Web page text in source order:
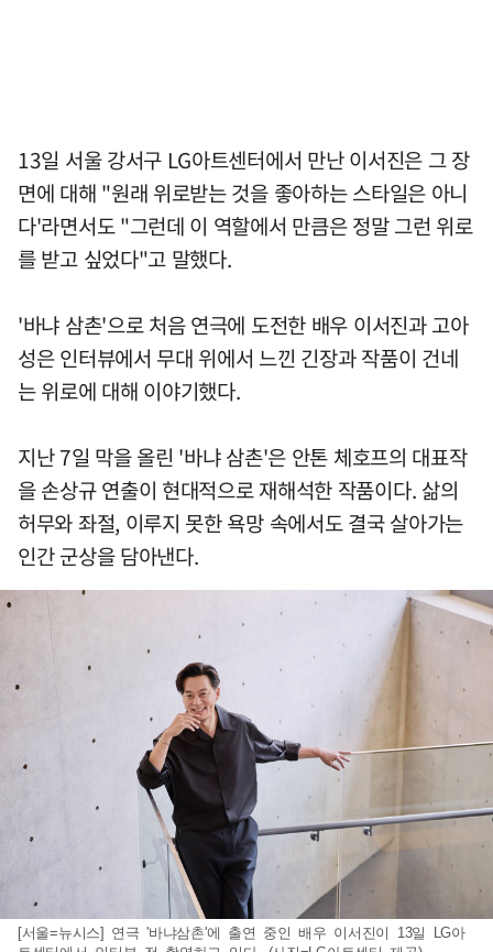
13일 서울 강서구 LG아트센터에서 만난 이서진은 그 장
면에 대해 "원래 위로받는 것을 좋아하는 스타일은 아니
다'라면서도 "그런데 이 역할에서 만큼은 정말 그런 위로
를 받고 싶었다"고 말했다.
'바냐 삼촌'으로 처음 연극에 도전한 배우 이서진과 고아
성은 인터뷰에서 무대 위에서 느낀 긴장과 작품이 건네
는 위로에 대해 이야기했다.
지난 7일 막을 올린 '바냐 삼촌'은 안톤 체호프의 대표작
을 손상규 연출이 현대적으로 재해석한 작품이다. 삶의
허무와 좌절, 이루지 못한 욕망 속에서도 결국 살아가는
인간 군상을 담아낸다.
[서울=뉴시스] 연극 '바냐삼촌'에 출연 중인 배우 이서진이 13일 LG아